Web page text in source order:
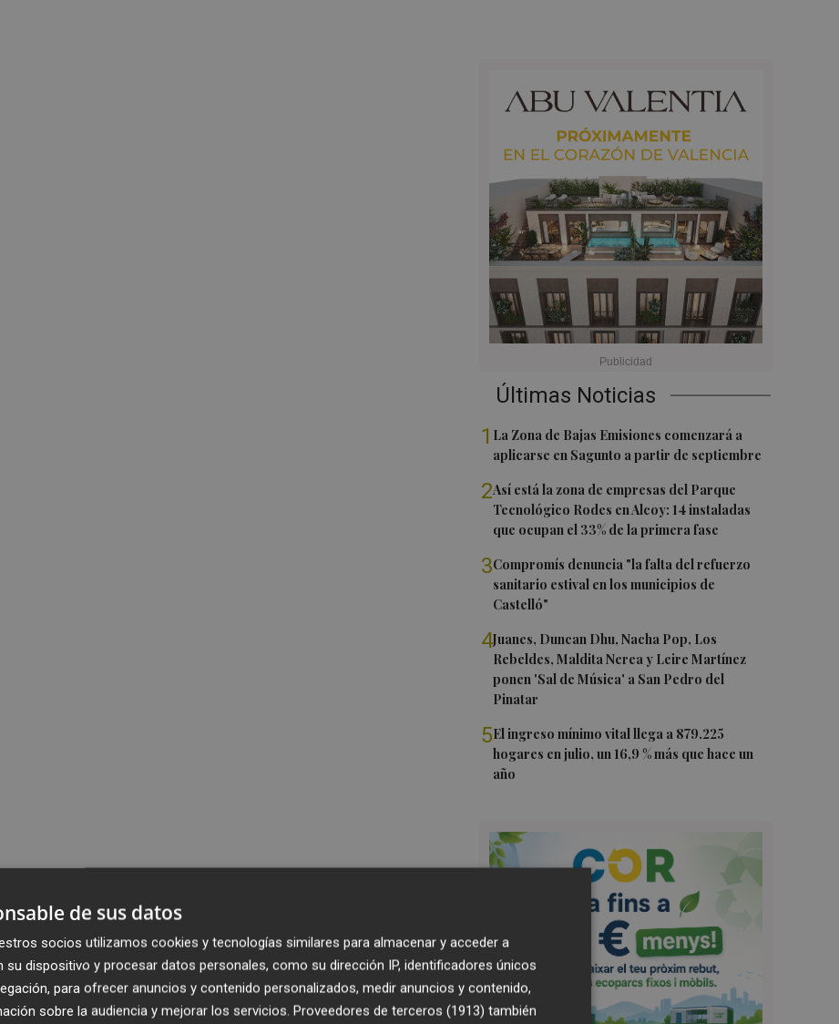
Últimas Noticias
1 La Zona de Bajas Emisiones comenzará a
aplicarse en Sagunto a partir de septiembre
2Así está la zona de empresas del Parque
Tecnológico Rodes en Alcoy: 14 instaladas
que ocupan el 33% de la primera fase
3Compromís denuncia "la falta del refuerzo
sanitario estival en los municipios de
Castelló"
4Juanes, Duncan Dhu, Nacha Pop, Los
Rebeldes, Maldita Nerea y Leire Martínez
ponen 'Sal de Música' a San Pedro del
Pinatar
5El ingreso mínimo vital llega a 879.225
hogares en julio, un 16,9 % más que hace un
año
de sus datos
socios utilizamos cookies y tecnologías similares para almacenar y acceder a
su dispositivo y procesar datos personales, como su dirección IP, identificadores únicos
para ofrecer anuncios y contenido personalizados, medir anuncios y contenido,
sobre la audiencia y mejorar los servicios. Proveedores de terceros (1913) también